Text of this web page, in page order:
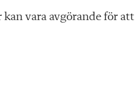
vara avgörande för att